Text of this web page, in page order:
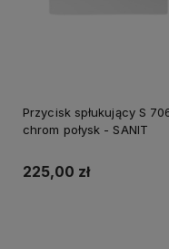
Przycisk spłukujący S
chrom połysk - SANIT
225,00 zł